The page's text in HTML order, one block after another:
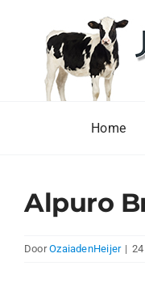
Home
Alpuro
DoorOzaiadenHeijer |